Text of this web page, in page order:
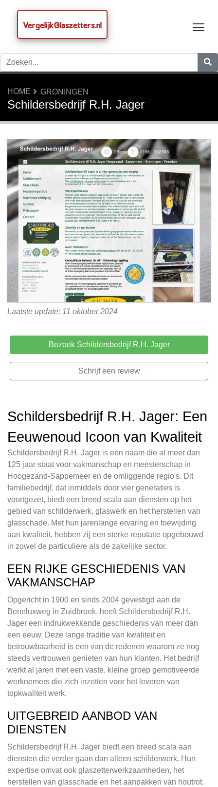
VergelijkGlaszetters.nl
HOME GRONINGEN
Schildersbedrijf R.H. Jager
Laatste update: 11 oktober 2024
Bezoek Schildersbedrijf R.H. Jager
Schrijf een review
Schildersbedrijf R.H. Jager: Een
Eeuwenoud Icoon van Kwaliteit
Schildersbedrijf R.H. Jager is een naam die al meer dan
125 jaar staat voor vakmanschap en meesterschap in
Hoogezand-Sappemeer en de omliggende regio's. Dit
familiebedrijf, dat inmiddels door vier generaties is
voortgezet, biedt een breed scala aan diensten op het
gebied van schilderwerk, glaswerk en het herstellen van
glasschade. Met hun jarenlange ervaring en toewijding
aan kwaliteit, hebben zij een sterke reputatie opgebouwd
in zowel de particuliere als de zakelijke sector.
EEN RIJKE GESCHIEDENIS VAN
VAKMANSCHAP
Opgericht in 1900 en sinds 2004 gevestigd aan de
Beneluxweg in Zuidbroek, heeft Schildersbedrijf R.H.
Jager een indrukwekkende geschiedenis van meer dan
een eeuw. Deze lange traditie van kwaliteit en
betrouwbaarheid is een van de redenen waarom ze nog
steeds vertrouwen genieten van hun klanten. Het bedrijf
werkt al jaren met een vaste, kleine groep gemotiveerde
werknemers die zich inzetten voor het leveren van
topkwaliteit werk.
UITGEBREID AANBOD VAN
DIENSTEN
Schildersbedrijf R.H. Jager biedt een breed scala aan
diensten die verder gaan dan alleen schilderwerk. Hun
expertise omvat ook glaszetterwerkzaamheden, het
herstellen van glasschade en het aanpakken van houtrot.